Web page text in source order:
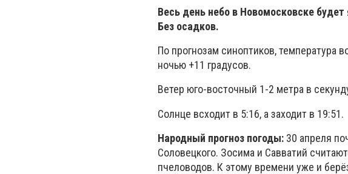
Весь день небо в Новомосковске
Без осадков.
По прогнозам синоптиков, температура
ночью +11 градусов.
Ветер юго-восточный 1-2 метра в
Солнце всходит в 5:16, а заходит в 19:51.
Народный прогноз погоды: 30 апреля
Соловецкого. Зосима и Савватий
пчеловодов. К этому времени уже и